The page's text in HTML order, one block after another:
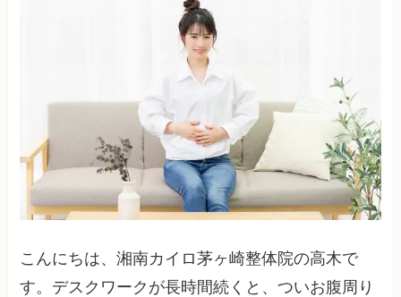
こんにちは、湘南カイロ茅ヶ崎整体院の高木で
す。デスクワークが長時間続くと、ついお腹周り